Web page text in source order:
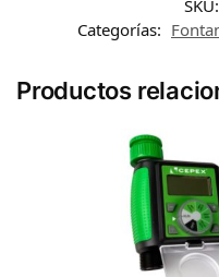
SKU:
Categorías:
Productos